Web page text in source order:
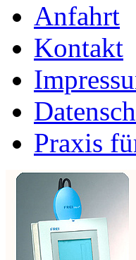
Anfahrt
Kontakt
Praxis